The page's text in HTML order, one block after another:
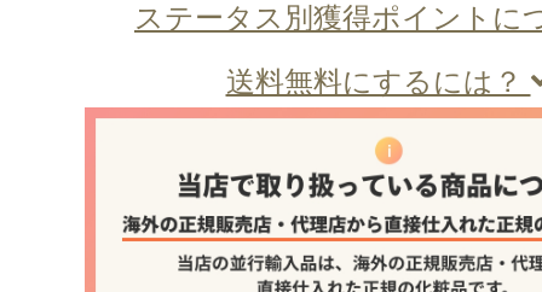
ステータス別獲得ポイントに
送料無料にするには？